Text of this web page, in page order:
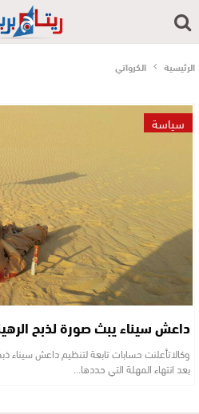
الرئيسية الكرواتي
سياسة
داعش سيناء يبث صورة لذبح
وكالاتأعلنت حسابات تابعة لتنظيم داعش سيناء
بعد انتهاء المهلة التي حددها…